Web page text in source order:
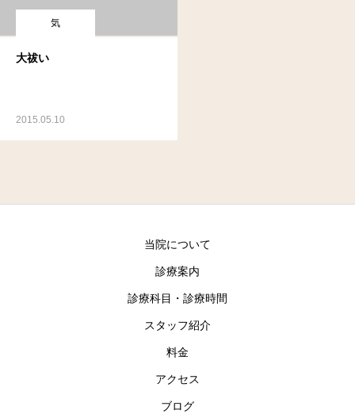
気
大祓い
2015.05.10
当院について
診療案内
診療科目・診療時間
スタッフ紹介
料金
アクセス
ブログ